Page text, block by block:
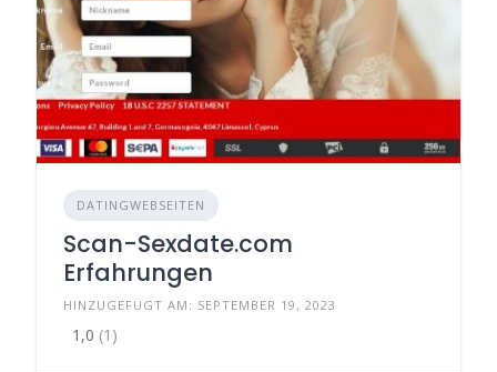
DATINGWEBSEITEN
Scan-Sexdate.com
Erfahrungen
HINZUGEFÜGT AM: SEPTEMBER 19, 2023
1,0 (1)